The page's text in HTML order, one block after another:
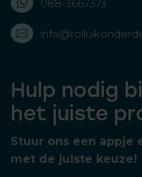
088-3667373
Hulp nodig
het juiste
Stuur ons een appje
met de juiste keuze!